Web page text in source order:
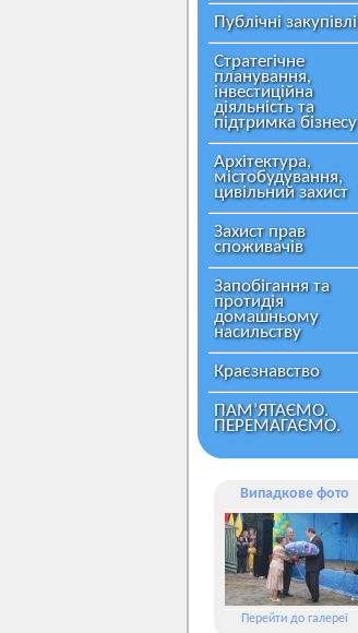
Публічні закупівлі
Стратегічне
планування,
інвестиційна
діяльність та
підтримка бізнесу
Архітектура,
містобудування,
цивільний захист
Захист прав
споживачів
Запобігання та
протидія
домашньому
насильству
Краєзнавство
ПАМ’ЯТАЄМО.
ПЕРЕМАГАЄМО.
Випадкове фото
Перейти до галереї